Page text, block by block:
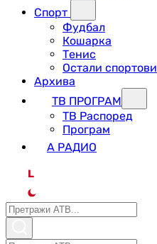
Спорт
Фудбал
Кошарка
Тенис
Остали спортови
Архива
ТВ ПРОГРАМ
ТВ Распоред
Програм
А РАДИО
L